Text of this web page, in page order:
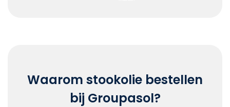
Waarom stookolie bestellen
bij Groupasol?